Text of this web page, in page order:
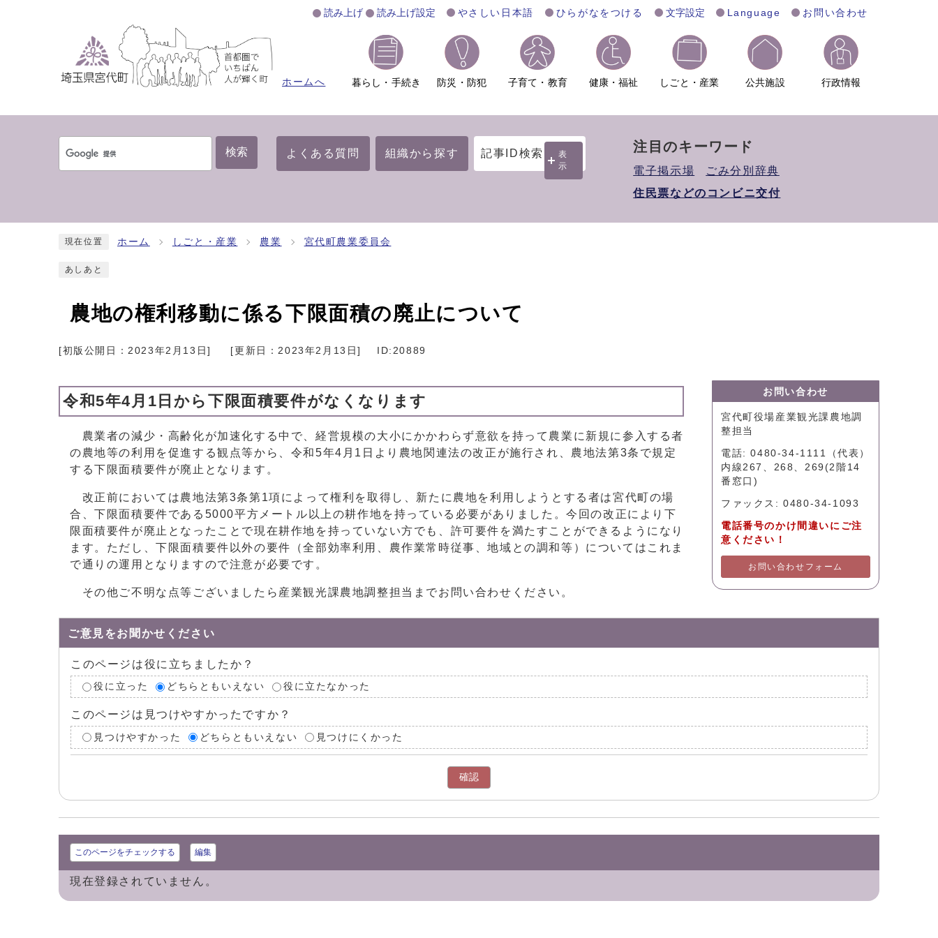
読み上げ 読み上げ設定 やさしい日本語 ひらがなをつける 文字設定 Language お問い合わせ
ホームへ 暮らし・手続き 防災・防犯 子育て・教育 健康・福祉 しごと・産業 公共施設 行政情報
検索 よくある質問 組織から探す 記事ID検索
表
示
注目のキーワード
電子掲示場
ごみ分別辞典
住民票などのコンビニ交付
現在位置 ホーム しごと・産業 農業 宮代町農業委員会
あしあと
農地の権利移動に係る下限面積の廃止について
[初版公開日：2023年2月13日] [更新日：2023年2月13日] ID:20889
令和5年4月1日から下限面積要件がなくなります
農業者の減少・高齢化が加速化する中で、経営規模の大小にかかわらず意欲を持って農業に新規に参入する者
の農地等の利用を促進する観点等から、令和5年4月1日より農地関連法の改正が施行され、農地法第3条で規定
する下限面積要件が廃止となります。
改正前においては農地法第3条第1項によって権利を取得し、新たに農地を利用しようとする者は宮代町の場
合、下限面積要件である5000平方メートル以上の耕作地を持っている必要がありました。今回の改正により下
限面積要件が廃止となったことで現在耕作地を持っていない方でも、許可要件を満たすことができるようになり
ます。ただし、下限面積要件以外の要件（全部効率利用、農作業常時従事、地域との調和等）についてはこれま
で通りの運用となりますので注意が必要です。
その他ご不明な点等ございましたら産業観光課農地調整担当までお問い合わせください。
お問い合わせ
宮代町役場産業観光課農地調
整担当
電話: 0480-34-1111（代表）
内線267、268、269(2階14
番窓口)
ファックス: 0480-34-1093
電話番号のかけ間違いにご注
意ください！
お問い合わせフォーム
ご意見をお聞かせください
このページは役に立ちましたか？
役に立った どちらともいえない 役に立たなかった
このページは見つけやすかったですか？
見つけやすかった どちらともいえない 見つけにくかった
確認
このページをチェックする 編集
現在登録されていません。